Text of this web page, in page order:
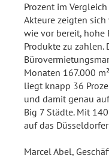
Prozent im
Akteure zeigten
wie vor bereit, hohe
Produkte zu zahlen.
Monaten 167.000
liegt knapp 36
und damit genau
Big 7 Städte. Mit
auf das
Marcel Abel,